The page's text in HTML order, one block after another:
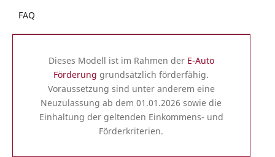
FAQ
Dieses Modell ist im Rahmen der E-Auto
Förderung grundsätzlich förderfähig.
Voraussetzung sind unter anderem eine
Neuzulassung ab dem 01.01.2026 sowie die
Einhaltung der geltenden Einkommens- und
Förderkriterien.